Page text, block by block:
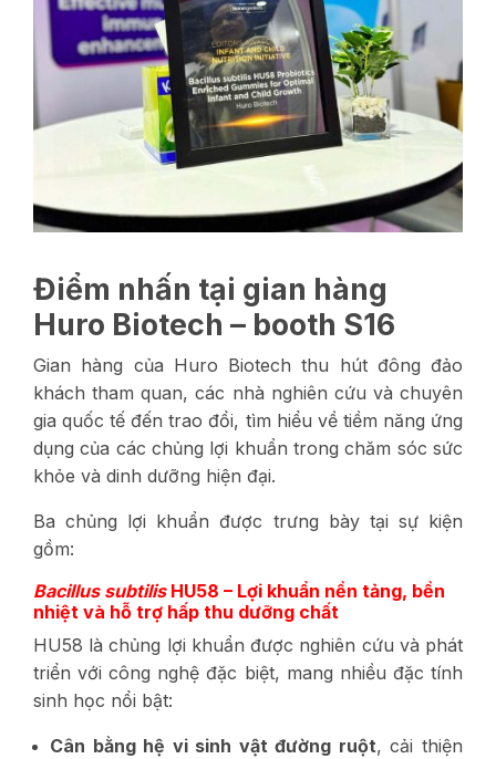
Điểm nhấn tại gian hàng
Huro Biotech – booth S16
Gian hàng của Huro Biotech thu hút đông đảo
khách tham quan, các nhà nghiên cứu và chuyên
gia quốc tế đến trao đổi, tìm hiểu về tiềm năng ứng
dụng của các chủng lợi khuẩn trong chăm sóc sức
khỏe và dinh dưỡng hiện đại.
Ba chủng lợi khuẩn được trưng bày tại sự kiện
gồm:
Bacillus subtilisHU58 – Lợi khuẩn nền tảng, bền
nhiệt và hỗ trợ hấp thu dưỡng chất
HU58 là chủng lợi khuẩn được nghiên cứu và phát
triển với công nghệ đặc biệt, mang nhiều đặc tính
sinh học nổi bật:
Cân bằng hệ vi sinh vật đường ruột, cải thiện